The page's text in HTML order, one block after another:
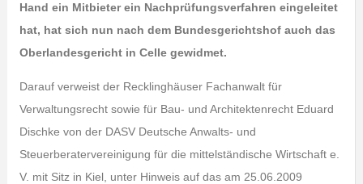
Hand ein Mitbieter ein Nachprüfungsverfahren eingeleitet
hat, hat sich nun nach dem Bundesgerichtshof auch das
Oberlandesgericht in Celle gewidmet.
Darauf verweist der Recklinghäuser Fachanwalt für
Verwaltungsrecht sowie für Bau- und Architektenrecht Eduard
Dischke von der DASV Deutsche Anwalts- und
Steuerberatervereinigung für die mittelständische Wirtschaft e.
V. mit Sitz in Kiel, unter Hinweis auf das am 25.06.2009